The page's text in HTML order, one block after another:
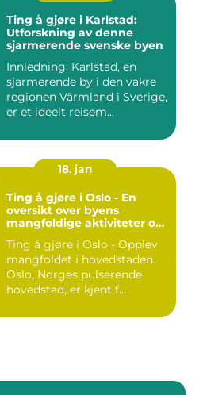
Ting å gjøre i Karlstad:
Utforskning av denne
sjarmerende svenske byen
Innledning: Karlstad, en
sjarmerende by i den vakre
regionen Värmland i Sverige,
er et ideelt reisem...
18. jan
Ting å gjøre i Oslo - En
oversikt over byens
mangfoldige aktiviteter og
Ting å gjøre i Oslo - Opplev
mangfoldet i hovedstaden
Oslo, Norges pulserende
hovedstad, er kjent f...